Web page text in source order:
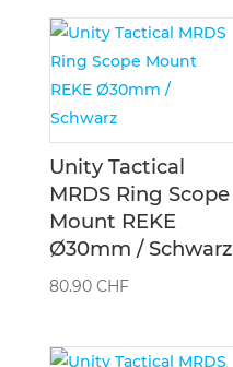
Unity Tactical
MRDS Ring Scope
Mount REKE
Ø30mm / Schwarz
80.90 CHF